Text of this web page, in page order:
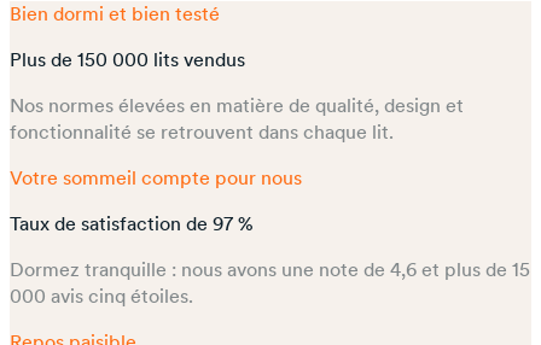
Bien dormi et bien testé
Plus de 150 000 lits vendus
Nos normes élevées en matière de qualité, design et
fonctionnalité se retrouvent dans chaque lit.
Votre sommeil compte pour nous
Taux de satisfaction de 97 %
Dormez tranquille : nous avons une note de 4,6 et plus de 15
000 avis cinq étoiles.